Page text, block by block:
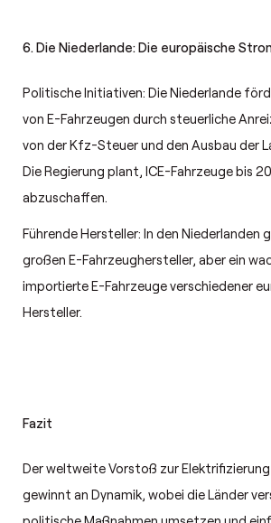
6. Die Niederlande: Die europäische
Politische Initiativen: Die Niederlande
von E-Fahrzeugen durch steuerliche
von der Kfz-Steuer und den Ausbau der
Die Regierung plant, ICE-Fahrzeuge bis
abzuschaffen.
Führende Hersteller: In den Niederlanden
großen E-Fahrzeughersteller, aber ein
importierte E-Fahrzeuge verschiedener
Hersteller.
Fazit
Der weltweite Vorstoß zur Elektrifizierung
gewinnt an Dynamik, wobei die Länder